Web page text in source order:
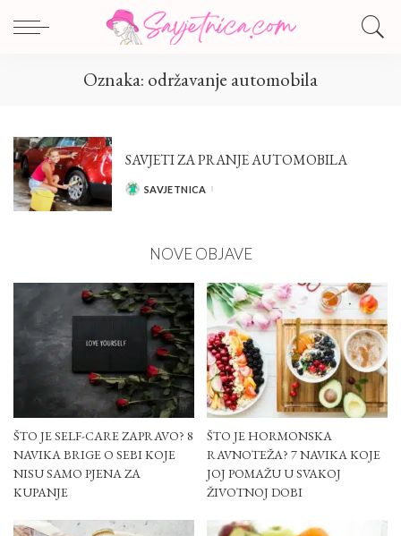
Oznaka: održavanje automobila
SAVJETI ZA PRANJE AUTOMOBILA
POSTED
SAVJETNICA
NOVE OBJAVE
ŠTO JE SELF-CARE ZAPRAVO? 8
NAVIKA BRIGE O SEBI KOJE
NISU SAMO PJENA ZA
KUPANJE
ŠTO JE HORMONSKA
RAVNOTEŽA? 7 NAVIKA KOJE
JOJ POMAŽU U SVAKOJ
ŽIVOTNOJ DOBI